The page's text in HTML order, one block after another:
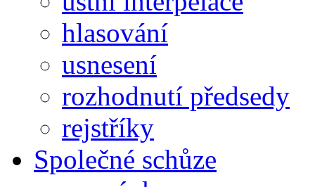
hlasování
usnesení
rozhodnutí předsedy
rejstříky
Společné schůze